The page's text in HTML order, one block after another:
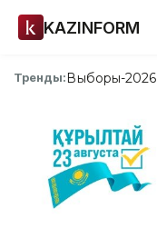
KAZINFORM
Тренды:Выборы-2026